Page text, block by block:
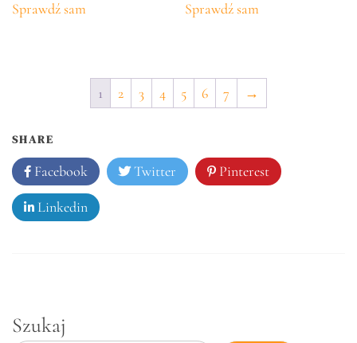
Sprawdź sam Sprawdź sam
1 2 3 4 5 6 7 →
SHARE
Facebook Twitter Pinterest
Linkedin
Szukaj